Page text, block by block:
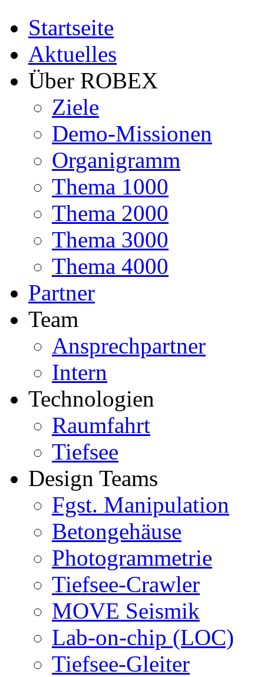
Startseite
Aktuelles
Über ROBEX
Ziele
Demo-Missionen
Organigramm
Thema 1000
Thema 2000
Thema 3000
Thema 4000
Partner
Team
Ansprechpartner
Intern
Technologien
Raumfahrt
Tiefsee
Design Teams
Fgst. Manipulation
Betongehäuse
Photogrammetrie
Tiefsee-Crawler
MOVE Seismik
Lab-on-chip (LOC)
Tiefsee-Gleiter